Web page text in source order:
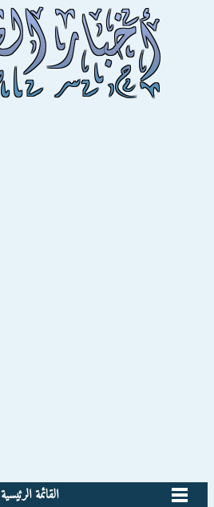
القائمة الرئيسية